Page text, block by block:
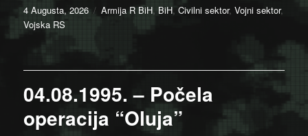
Posted
on
4 Augusta, 2026 Categories
Armija R BiH BiH,Civilni sektor,Vojni sektor,
Vojska RS
04.08.1995. – Počela
operacija “Oluja”